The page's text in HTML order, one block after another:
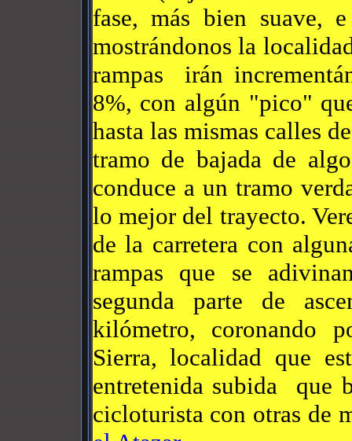
fase, más bien suave,
mostrándonos la
rampas irán
8%, con algún "pico"
hasta las mismas calles
tramo de bajada de
conduce a un tramo
lo mejor del trayecto.
de la carretera con
rampas que se
segunda parte de
kilómetro, coronando
Sierra, localidad que
entretenida subida que
cicloturista con otras de